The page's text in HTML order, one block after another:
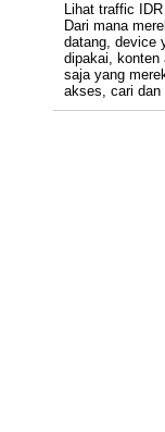
Lihat traffic
Dari mana
datang, device
dipakai, konten
saja yang
akses, cari dan